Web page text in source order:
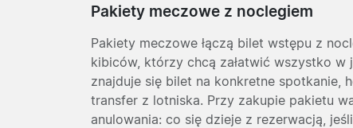
Pakiety meczowe z noclegiem
Pakiety meczowe łączą bilet wstępu z
kibiców, którzy chcą załatwić wszystko
znajduje się bilet na konkretne spotkanie,
transfer z lotniska. Przy zakupie pakietu
anulowania: co się dzieje z rezerwacją,